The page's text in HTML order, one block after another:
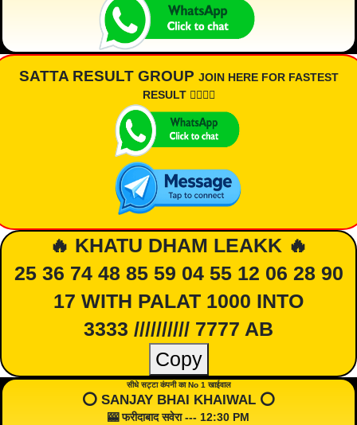
SATTA RESULT GROUP JOIN HERE FOR FASTEST
RESULT 👇🏾👇🏾
🔥 KHATU DHAM LEAKK 🔥
25 36 74 48 85 59 04 55 12 06 28 90
17 WITH PALAT 1000 INTO
3333 ////////// 7777 AB
Copy
सीधे सट्टा कंपनी का No 1 खाईवाल
⭕️ SANJAY BHAI KHAIWAL ⭕️
🎰 फरीदाबाद सवेरा --- 12:30 PM